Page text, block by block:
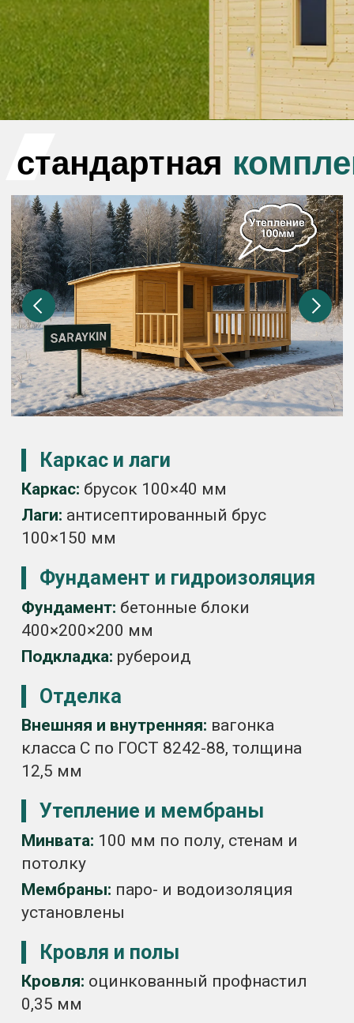
Каркас и лаги
Каркас:брусок 100×40 мм
Лаги:антисептированный брус
Фундамент и гидроизоляция
400×200×200 мм
Подкладка:рубероид
Отделка
Внешняя и внутренняя:вагонка
класса С по ГОСТ 8242-88, толщина
12,5 мм
Утепление и мембраны
Минвата:100 мм по полу, стенам и
потолку
Мембраны: паро- и водоизоляция
установлены
Кровля:оцинкованный профнастил
0,35 мм
Пол:обрезная доска 25 мм
Окна и дверь
Окно:деревянное с открыванием,
Входная дверь:наборная из вагонки
200×90 см